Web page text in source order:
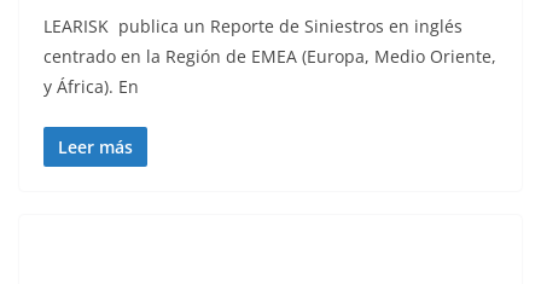
LEARISK publica un Reporte de Siniestros en inglés
centrado en la Región de EMEA (Europa, Medio Oriente,
y África). En
Leer más